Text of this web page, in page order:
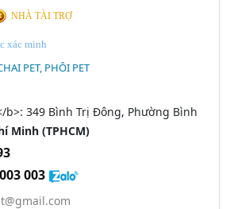
NHÀ TÀI TRỢ
xác minh
PET, PHÔI PET
b>: 349 Bình Trị Đông, Phường Bình
Minh (TPHCM)
003